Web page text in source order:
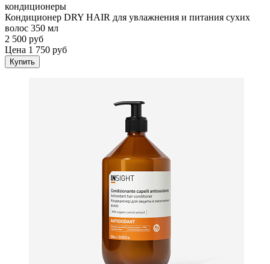
кондиционеры
Кондиционер DRY HAIR для увлажнения и питания сухих
волос 350 мл
2 500 руб
Цена 1 750 руб
Купить